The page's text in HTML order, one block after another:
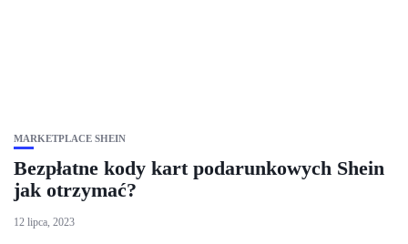
MARKETPLACE SHEIN
Bezpłatne kody kart podarunkowych Shein
jak otrzymać?
12 lipca, 2023